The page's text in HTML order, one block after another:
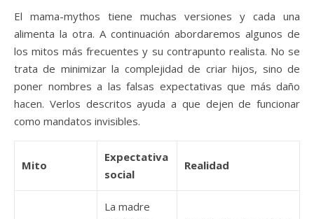
El mama-mythos tiene muchas versiones y cada una
alimenta la otra. A continuación abordaremos algunos de
los mitos más frecuentes y su contrapunto realista. No se
trata de minimizar la complejidad de criar hijos, sino de
poner nombres a las falsas expectativas que más daño
hacen. Verlos descritos ayuda a que dejen de funcionar
como mandatos invisibles.
Mito
Expectativa
social
Realidad
La madre